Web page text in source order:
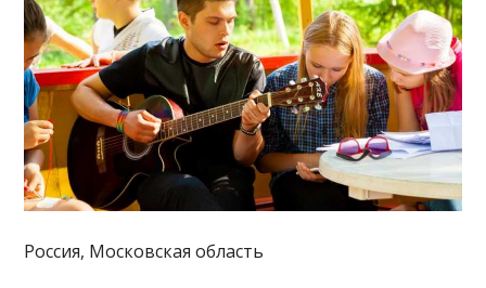
Россия, Московская область